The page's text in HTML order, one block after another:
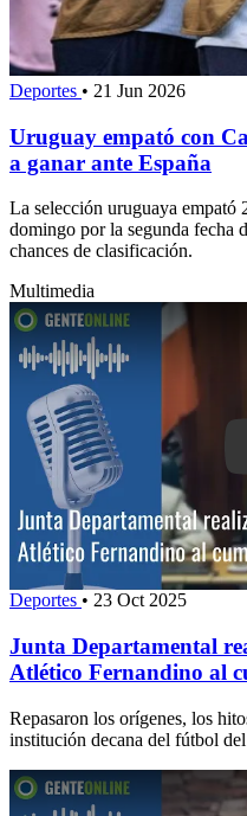
Deportes • 21 Jun 2026
Uruguay empató con
a ganar ante España
La selección uruguaya empató
domingo por la segunda fecha
chances de clasificación.
Multimedia
Deportes • 23 Oct 2025
Junta Departamental
Atlético Fernandino al
Repasaron los orígenes, los
institución decana del fútbol